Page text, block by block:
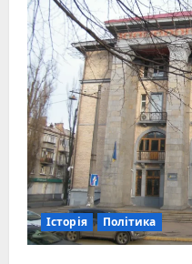
Історія Політика